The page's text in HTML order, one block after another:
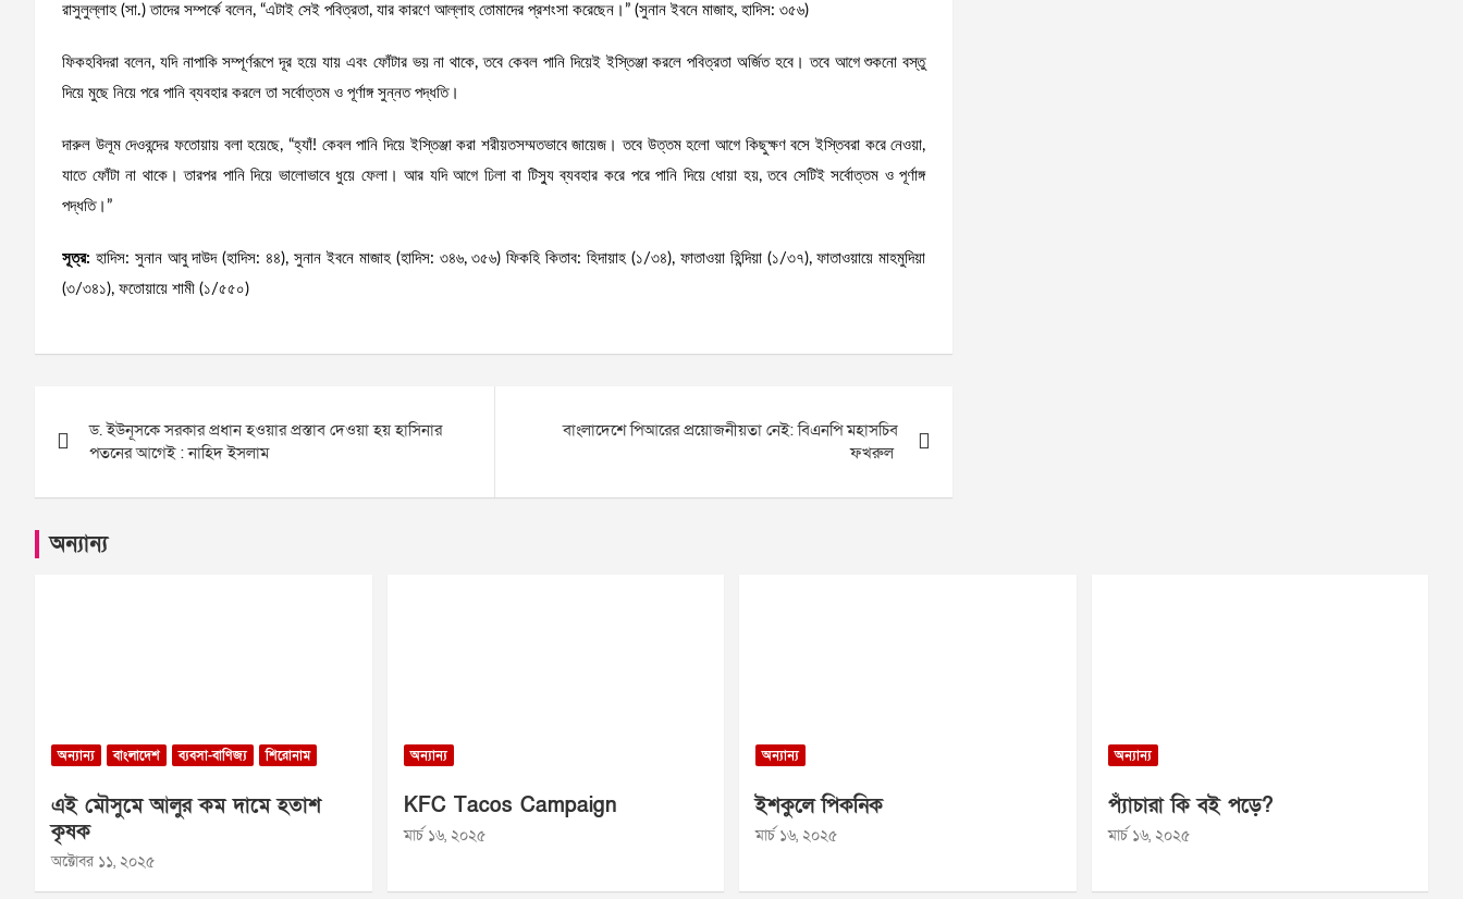
রাসুলুল্লাহ (সা.) তাদের সম্পর্কে বলেন, “এটাই সেই পবিত্রতা, যার কারণে আল্লাহ তোমাদের প্রশংসা করেছেন।” (সুনান ইবনে মাজাহ, হাদিস: ৩৫৬)
ফিকহবিদরা বলেন, যদি নাপাকি সম্পূর্ণরূপে দূর হয়ে যায় এবং ফোঁটার ভয় না থাকে, তবে কেবল পানি দিয়েই ইস্তিঞ্জা করলে পবিত্রতা অর্জিত হবে। তবে আগে শুকনো বস্তু
দিয়ে মুছে নিয়ে পরে পানি ব্যবহার করলে তা সর্বোত্তম ও পূর্ণাঙ্গ সুন্নত পদ্ধতি।
দারুল উলূম দেওবন্দের ফতোয়ায় বলা হয়েছে, “হ্যাঁ! কেবল পানি দিয়ে ইস্তিঞ্জা করা শরীয়তসম্মতভাবে জায়েজ। তবে উত্তম হলো আগে কিছুক্ষণ বসে ইস্তিবরা করে নেওয়া,
যাতে ফোঁটা না থাকে। তারপর পানি দিয়ে ভালোভাবে ধুয়ে ফেলা। আর যদি আগে ঢিলা বা টিস্যু ব্যবহার করে পরে পানি দিয়ে ধোয়া হয়, তবে সেটিই সর্বোত্তম ও পূর্ণাঙ্গ
পদ্ধতি।”
সূত্র: হাদিস: সুনান আবু দাউদ (হাদিস: ৪৪), সুনান ইবনে মাজাহ (হাদিস: ৩৪৬, ৩৫৬) ফিকহি কিতাব: হিদায়াহ (১/৩৪), ফাতাওয়া হিন্দিয়া (১/৩৭), ফাতাওয়ায়ে মাহমুদিয়া
(৩/৩৪১), ফতোয়ায়ে শামী (১/৫৫০)
navigation
ড. ইউনূসকে সরকার প্রধান হওয়ার প্রস্তাব দেওয়া হয় হাসিনার
পতনের আগেই : নাহিদ ইসলাম
বাংলাদেশে পিআরের প্রয়োজনীয়তা নেই: বিএনপি মহাসচিব
ফখরুল
অন্যান্য
অন্যান্য বাংলাদেশ ব্যবসা-বাণিজ্য শিরোনাম
এই মৌসুমে আলুর কম দামে হতাশ
কৃষক
অক্টোবর ১১, ২০২৫
অন্যান্য
KFC Tacos Campaign
মার্চ ১৬, ২০২৫
অন্যান্য
ইশকুলে পিকনিক
মার্চ ১৬, ২০২৫
অন্যান্য
প্যাঁচারা কি বই পড়ে?
মার্চ ১৬, ২০২৫